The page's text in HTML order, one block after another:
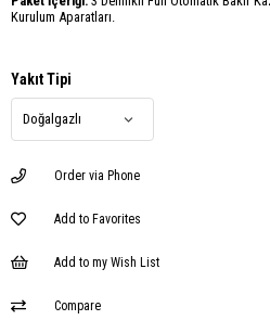
Kurulum Aparatları.
Yakıt Tipi
Order via Phone
Add to Favorites
Add to my Wish List
Compare